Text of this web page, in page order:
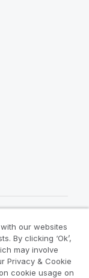
our websites
By clicking ‘Ok’,
may involve
Privacy & Cookie
cookie usage on